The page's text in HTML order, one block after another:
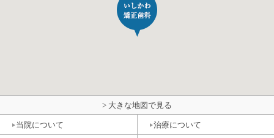
> 大きな地図で見る
当院について 治療について